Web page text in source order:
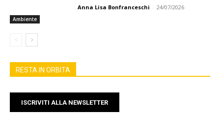
Ambiente
Anna Lisa Bonfranceschi - 24/07/2026
RESTA IN ORBITA
ISCRIVITI ALLA NEWSLETTER